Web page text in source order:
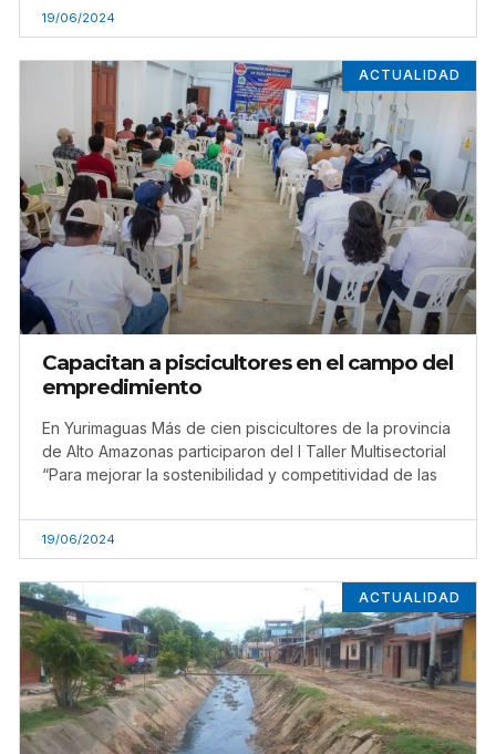
19/06/2024
ACTUALIDAD
Capacitan a piscicultores en el campo del
empredimiento
En Yurimaguas Más de cien piscicultores de la provincia
de Alto Amazonas participaron del I Taller Multisectorial
“Para mejorar la sostenibilidad y competitividad de las
19/06/2024
ACTUALIDAD